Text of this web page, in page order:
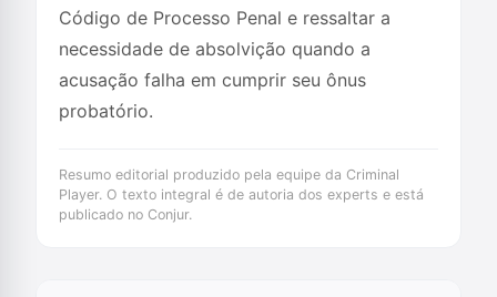
Código de Processo Penal e ressaltar a
necessidade de absolvição quando a
acusação falha em cumprir seu ônus
probatório.
Resumo editorial produzido pela equipe da Criminal
Player. O texto integral é de autoria dos experts e está
publicado no Conjur.